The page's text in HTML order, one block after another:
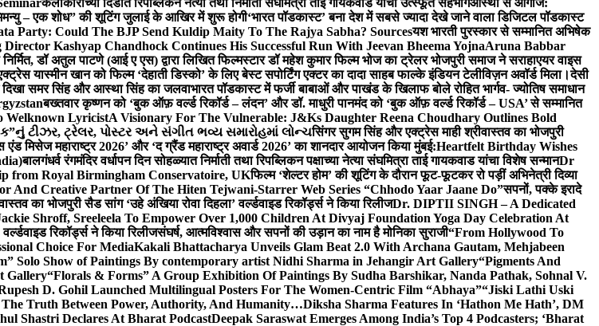
कलाकारांच्या दिंडीत रिपब्लिकन नेत्या तथा निर्माती संघमित्रा ताई गायकवाड यांचा उत्स्फूर्त सहभागआस्था से आगाज:
– एक शोध” की शूटिंग जुलाई के आखिर में शुरू होगी‘भारत पॉडकास्ट’ बना देश में सबसे ज्यादा देखे जाने वाला डिजिटल पॉडकास्ट
Party: Could The BJP Send Kuldip Maity To The Rajya Sabha? Sourcesयश भारती पुरस्कार से सम्मानित अभिषेक
Director Kashyap Chandhock Continues His Successful Run With Jeevan Bheema YojnaAruna Babbar
निर्मित, डॉ अतुल पाटणे (आई ए एस) द्वारा लिखित फिल्मस्टार डॉ महेश कुमार फिल्म भोज का ट्रेलर भोजपुरी समाज ने सराहाएयर वाइस
यास्मीन खान को फिल्म ‘देहाती डिस्को’ के लिए बेस्ट सपोर्टिंग एक्टर का दादा साहब फाल्के इंडियन टेलीविज़न अवॉर्ड मिला।देसी
दिखा समर सिंह और आस्था सिंह का जलवाभारत पॉडकास्ट में फर्जी बाबाओं और पाखंड के खिलाफ बोले रोहित भार्गव- ज्योतिष समाधान
बख्तवार कृष्णन को ‘बुक ऑफ़ वर्ल्ड रिकॉर्ड – लंदन’ और डॉ. माधुरी पानमंद को ‘बुक ऑफ़ वर्ल्ड रिकॉर्ड – USA’ से सम्मानित
Welknown LyricistA Visionary For The Vulnerable: J&Ks Daughter Reena Choudhary Outlines Bold
ટીઝર, ટ્રેલર, પોસ્ટર અને સંગીત ભવ્ય સમારોહમાં લોન્ચसिंगर सुगम सिंह और एक्ट्रेस माही श्रीवास्तव का भोजपुरी
एंड मिसेज महाराष्ट्र 2026’ और ‘द ग्रैंड महाराष्ट्र अवार्ड 2026’ का शानदार आयोजन किया मुंबई:Heartfelt Birthday Wishes
बालगंधर्व रंगमंदिर वर्धापन दिन सोहळ्यात निर्माती तथा रिपब्लिकन पक्षाच्या नेत्या संघमित्रा ताई गायकवाड यांचा विशेष सन्मानDr
from Royal Birmingham Conservatoire, UKफिल्म ‘शेल्टर होम’ की शूटिंग के दौरान फूट-फूटकर रो पड़ीं अभिनेत्री दिव्या
And Creative Partner Of The Hiten Tejwani-Starrer Web Series “Chhodo Yaar Jaane Do”सपनों, पक्के इरादे
का भोजपुरी सैड सांग ‘उहे अंखिया रोवा दिहला’ वर्ल्डवाइड रिकॉर्ड्स ने किया रिलीजDr. DIPTII SINGH – A Dedicated
Shroff, Sreeleela To Empower Over 1,000 Children At Divyaj Foundation Yoga Day Celebration At
रिकॉर्ड्स ने किया रिलीजसंघर्ष, आत्मविश्वास और सपनों की उड़ान का नाम है मोनिका सुराजी“From Hollywood To
Choice For MediaKakali Bhattacharya Unveils Glam Beat 2.0 With Archana Gautam, Mehjabeen
Solo Show of Paintings By contemporary artist Nidhi Sharma in Jehangir Art Gallery“Pigments And
Gallery“Florals & Forms” A Group Exhibition Of Paintings By Sudha Barshikar, Nanda Pathak, Sohnal V.
D. Gohil Launched Multilingual Posters For The Women-Centric Film “Abhaya”“Jiski Lathi Uski
The Truth Between Power, Authority, And Humanity…Diksha Sharma Features In ‘Hathon Me Hath’, DM
Shastri Declares At Bharat PodcastDeepak Saraswat Emerges Among India’s Top 4 Podcasters; ‘Bharat